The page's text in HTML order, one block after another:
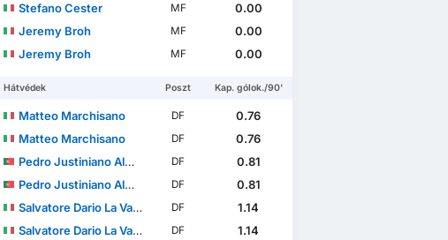
Stefano Cester
MF
0.00
Jeremy Broh
MF
0.00
Jeremy Broh
MF 0.00
Hátvédek Poszt Kap. gólok./90'
Matteo Marchisano DF
0.76
Matteo Marchisano
DF
0.76
Pedro Justiniano Almeida Gomes
DF
0.81
Pedro Justiniano Almeida Gomes
DF
0.81
Salvatore Dario La Vardera
DF
1.14
Salvatore Dario La Vardera
DF
1.14